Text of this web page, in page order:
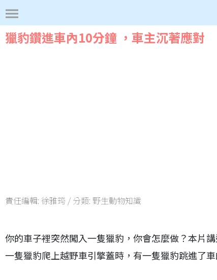
獵豹鑽進車內10分鐘 ，車主沉著應對
責任編輯: 徐雅筠 / 分類: 野生動物知識
你的車子裡突然闖入一隻獵豹，你會怎麼做？本片
一隻獵豹爬上越野車引擎蓋時，有一隻獵豹跳進了車